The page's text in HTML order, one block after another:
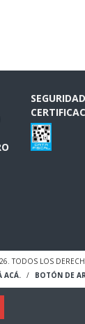
TODOS LOS
ACÁ. / BOTÓN DE